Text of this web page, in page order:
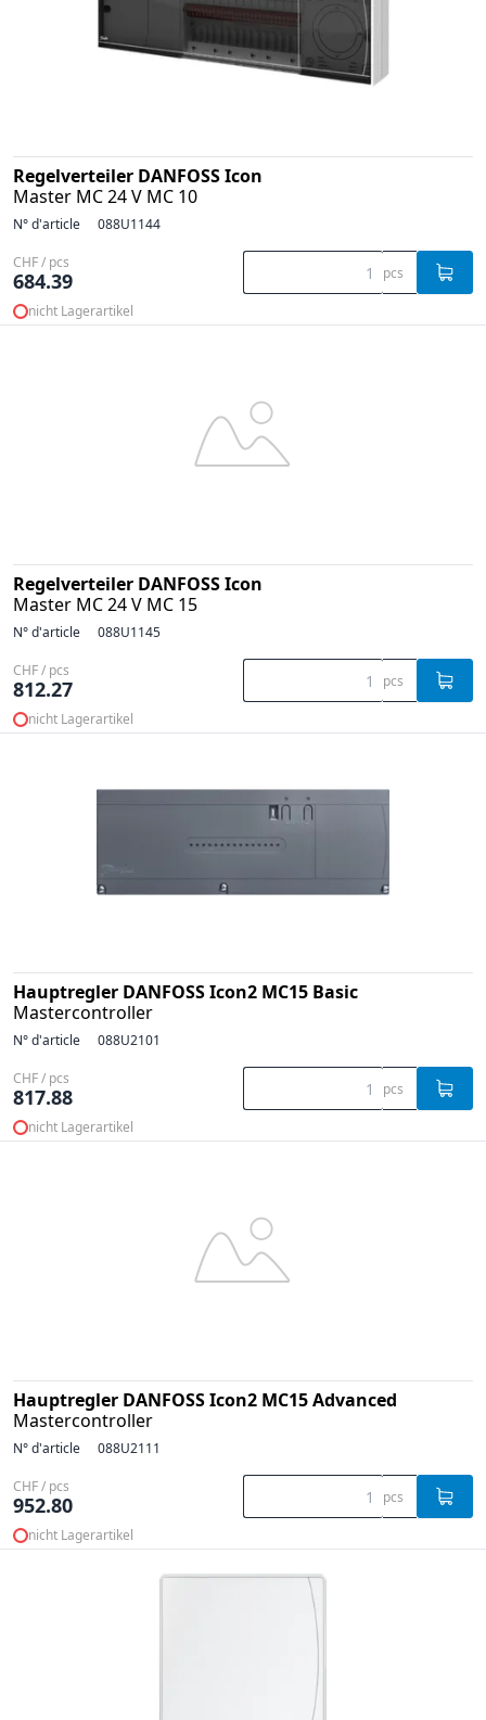
Regelverteiler DANFOSS Icon
Master MC 24 V MC 10
N° d'article 088U1144
CHF / pcs
684.39 pcs
nicht Lagerartikel
Regelverteiler DANFOSS Icon
Master MC 24 V MC 15
N° d'article 088U1145
CHF / pcs
812.27 pcs
nicht Lagerartikel
Hauptregler DANFOSS Icon2 MC15 Basic
Mastercontroller
N° d'article 088U2101
CHF / pcs
817.88 pcs
nicht Lagerartikel
Hauptregler DANFOSS Icon2 MC15 Advanced
Mastercontroller
N° d'article 088U2111
CHF / pcs
952.80 pcs
nicht Lagerartikel